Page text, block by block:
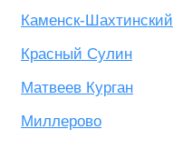
Каменск-Шахтинский
Красный Сулин
Матвеев Курган
Миллерово